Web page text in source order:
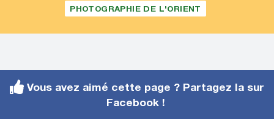
PHOTOGRAPHIE DE L'ORIENT
Vous avez aimé cette page ? Partagez la sur
Facebook !